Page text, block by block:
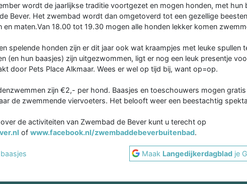
wordt de jaarlijkse traditie voortgezet en mogen honden, met hun
Bever. Het zwembad wordt dan omgetoverd tot een gezellige
en maten.Van 18.00 tot 19.30 mogen alle honden lekker komen
spelende honden zijn er dit jaar ook wat kraampjes met leuke spullen
(en hun baasjes) zijn uitgezwommen, ligt er nog een leuk presentje
door Pets Place Alkmaar. Wees er wel op tijd bij, want op=op.
zijn €2,- per hond. Baasjes en toeschouwers mogen
de zwemmende viervoeters. Het belooft weer een beestachtig
de activiteiten van Zwembad de Bever kunt u terecht op
of www.facebook.nl/zwembaddebeverbuitenbad.
baasjes Maak Langedijkerdagblad je